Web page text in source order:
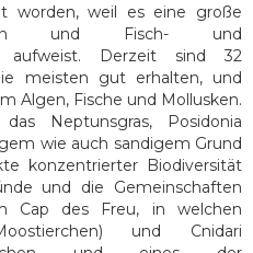
worden, weil es eine große
und Fisch- und
aufweist. Derzeit sind 32
meisten gut erhalten, und
Algen, Fische und Mollusken.
Neptunsgras, Posidonia
wie auch sandigem Grund
konzentrierter Biodiversität
und die Gemeinschaften
Cap des Freu, in welchen
und Cnidari